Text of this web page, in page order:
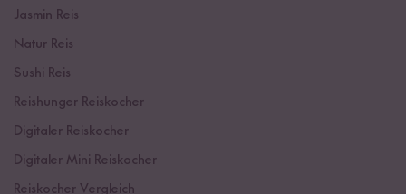
Jasmin Reis
Natur Reis
Sushi Reis
Reishunger Reiskocher
Digitaler Reiskocher
Digitaler Mini Reiskocher
Reiskocher Vergleich